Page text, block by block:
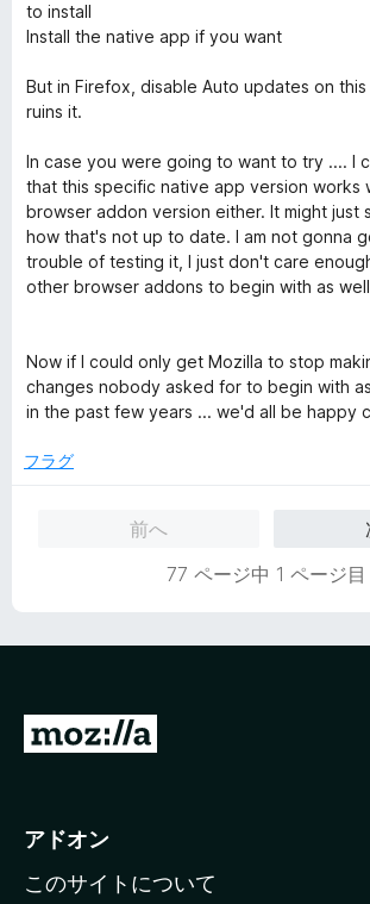
to install
Install the native app if you want
But in Firefox, disable Auto updates on
ruins it.
In case you were going to want to try .... I
that this specific native app version works
browser addon version either. It might just
how that's not up to date. I am not gonna
trouble of testing it, I just don't care
other browser addons to begin with as
Now if I could only get Mozilla to stop
changes nobody asked for to begin with
in the past few years ... we'd all be happy
フラグ
前へ
77 ページ中 1 ページ目
M
i
l
アドオン
このサイトについて